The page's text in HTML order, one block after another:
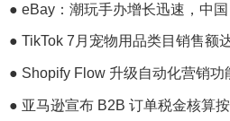
● eBay：潮玩手办增长迅速，中
● TikTok 7月宠物用品类目销售额
● Shopify Flow 升级自动化营销功
● 亚马逊宣布 B2B 订单税金核算